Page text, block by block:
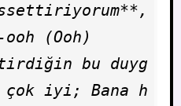
(Ooh)
bu duyg
iyi; Bana h